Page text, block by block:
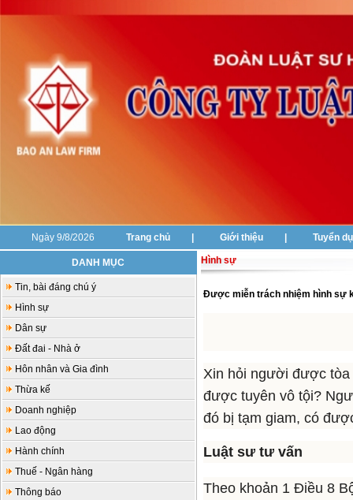
Ngày 9/8/2026 Trang chủ Giới thiệu Tuyển
DANH MỤC
Tin, bài đáng chú ý
Hình sự
Dân sự
Đất đai - Nhà ở
Hôn nhân và Gia đình
Thừa kế
Doanh nghiệp
Lao động
Hành chính
Thuế - Ngân hàng
Thông báo
Hình sự
Được miễn trách nhiệm hình sự
Xin hỏi người được tòa
được tuyên vô tội?
đó bị tạm giam, có
Luật sư tư vấn
Theo khoản 1 Điều 8